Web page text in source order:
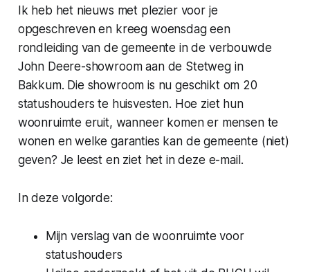
Ik heb het nieuws met plezier voor je
opgeschreven en kreeg woensdag een
rondleiding van de gemeente in de verbouwde
John Deere-showroom aan de Stetweg in
Bakkum. Die showroom is nu geschikt om 20
statushouders te huisvesten. Hoe ziet hun
woonruimte eruit, wanneer komen er mensen te
wonen en welke garanties kan de gemeente (niet)
geven? Je leest en ziet het in deze e-mail.
In deze volgorde:
Mijn verslag van de woonruimte voor
statushouders